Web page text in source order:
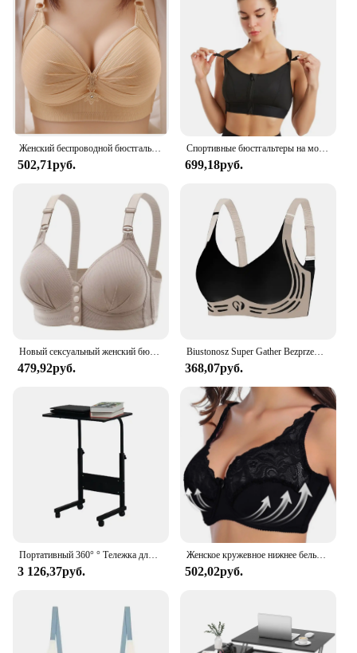
Женский беспроводной бюстгальтер пуш-ап, удобная поддержка, бюстгальтеры без косточек с регулируемыми бретелями, удобный однотонный бюстгальтер без косточек, повседневное нижнее белье
502,71руб.
Спортивные бюстгальтеры на молнии спереди, жилет для йоги, бюстгальтеры для активного отдыха, женские противоударные бюстгальтеры большого размера с регулируемыми лямками для спортзала, фитнеса, атлетики, Топ
699,18руб.
Новый сексуальный женский бюстгальтер большого размера с застежкой спереди и эффектом пуш-ап Регулируемая тонкая чашка дышащее удобное нижнее белье для мам среднего возраста
479,92руб.
Biustonosz Super Gather Bezprzewodowy biustonosz push-up Bezprzewodowa wygodna regulowana bielizna damska Bezszwowy biustonosz sportowy zapobiegający zwiotczeniu
368,07руб.
Портативный 360° ° Тележка для мобильного ноутбука на колесиках, регулируемый боковой компьютерный стол, новый
3 126,37руб.
Женское кружевное нижнее белье, Привлекательный бюстгальтер с чашкой 3/4, тонкий регулируемый бюстгальтер пуш-ап, нижнее белье без подкладки
502,02руб.